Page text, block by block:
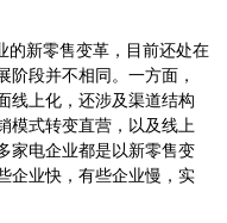
的新零售变革，目前还处在
段并不相同。一方面，
线上化，还涉及渠道结构
模式转变直营，以及线上
家电企业都是以新零售变
企业快，有些企业慢，实